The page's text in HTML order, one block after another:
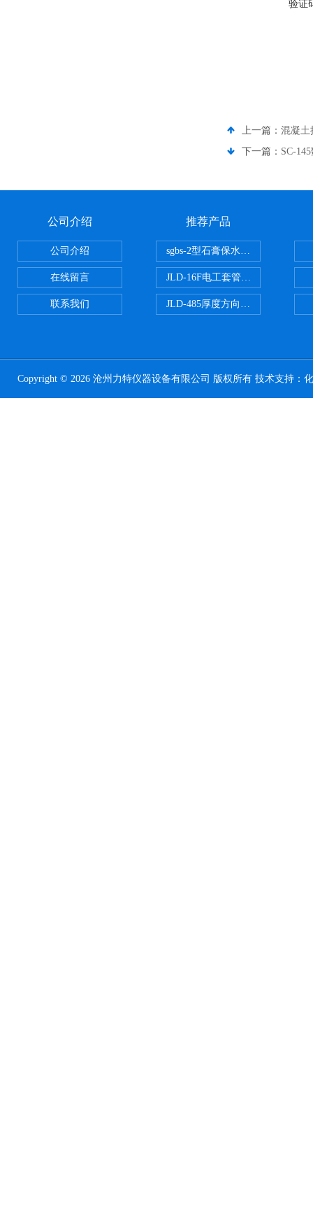
验证
上一篇： 混凝土
下一篇： SC-
公司介绍
公司介绍
在线留言
联系我们
推荐产品
sgbs-2型石膏保水率测定仪粉刷
JLD-16F电工套管恒温水浴管材
JLD-485厚度方向性钢板拉伸试验
Copyright © 2026 沧州力特仪器设备有限公司 版权所有 技术支持：